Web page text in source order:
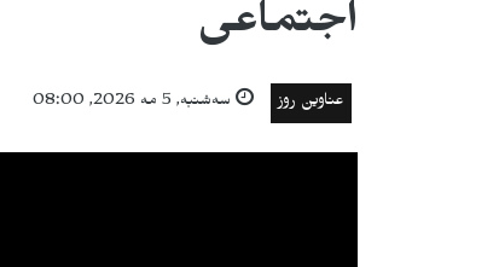
اجتماعی
عناوین روز سه‌شنبه, 5 مه 2026, 08:00